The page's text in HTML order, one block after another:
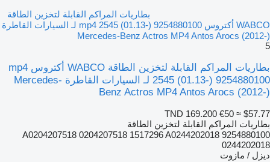
بطاريات المراكم القابلة لتخزين الطاقة
WABCO أكتروس mp4 2545 (01.13-) 9254880100 لـ السيارات القاطرة
Mercedes-Benz Actros MP4 Antos Arocs (2012-)
5
بطاريات المراكم القابلة لتخزين الطاقة WABCO أكتروس mp4
2545 (01.13-) 9254880100 لـ السيارات القاطرة Mercedes-
Benz Actros MP4 Antos Arocs (2012-)
TND 169.200 €50 ≈ $57.77
بطاريات المراكم القابلة لتخزين الطاقة
9254880100 A0204207518 0204207518 1517296 A0244202018
0244202018
ديزل / مازوت